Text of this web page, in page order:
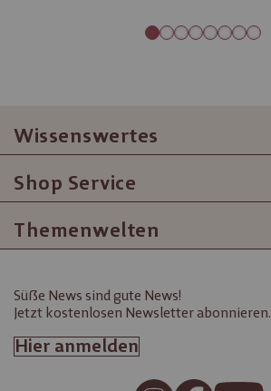
Wissenswertes
Shop Service
Themenwelten
Süße News sind gute News!
Jetzt kostenlosen Newsletter abonnieren.
Hier anmelden